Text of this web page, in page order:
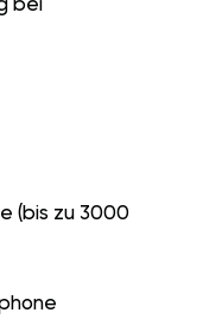
bei
(bis zu 3000